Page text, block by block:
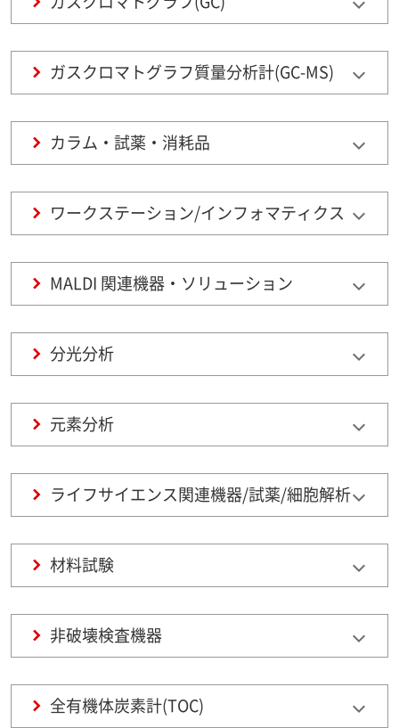
ガスクロマトグラフ質量分析計(GC-MS)
カラム・試薬・消耗品
ワークステーション/インフォマティクス
MALDI 関連機器・ソリューション
分光分析
元素分析
ライフサイエンス関連機器/試薬/細胞解析
材料試験
非破壊検査機器
全有機体炭素計(TOC)